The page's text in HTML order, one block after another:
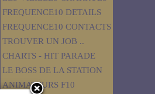
FREQUENCE10 DETAILS
FREQUENCE10 CONTACTS
TROUVER UN JOB ..
CHARTS - HIT PARADE
LE BOSS DE LA STATION
ANIMATEURS F10